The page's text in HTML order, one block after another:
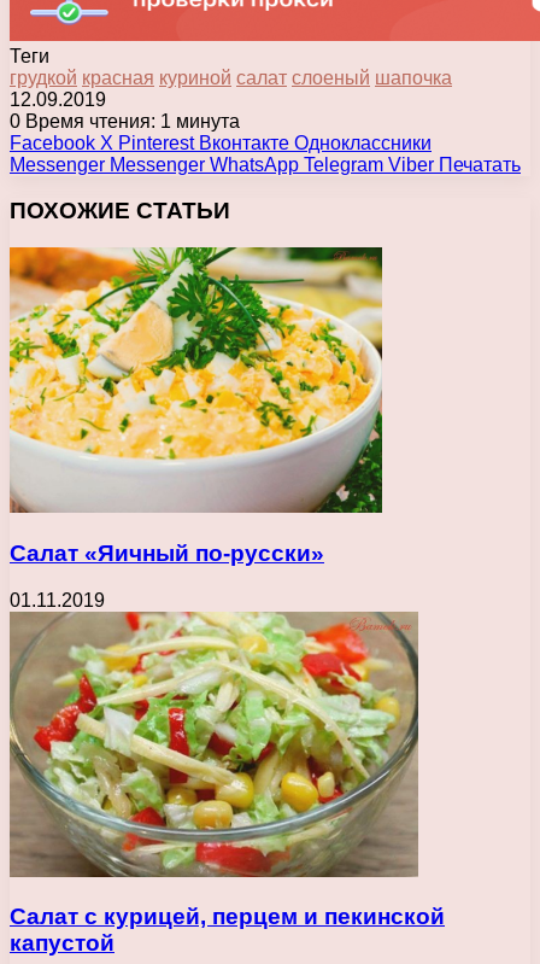
Теги
грудкой красная куриной салат слоеный шапочка
12.09.2019
0 Время чтения: 1 минута
Facebook X Pinterest Вконтакте Одноклассники
Messenger Messenger WhatsApp Telegram Viber Печатать
ПОХОЖИЕ СТАТЬИ
Салат «Яичный по-русски»
01.11.2019
Салат с курицей, перцем и пекинской
капустой